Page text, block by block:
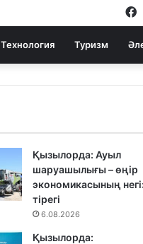
Технология Туризм
Қызылорда: Ауыл
шаруашылығы – өңір
экономикасының
тірегі
6.08.2026
Қызылорда: